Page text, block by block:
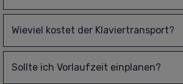
Wieviel kostet der Klaviertransport?
Sollte ich Vorlaufzeit einplanen?